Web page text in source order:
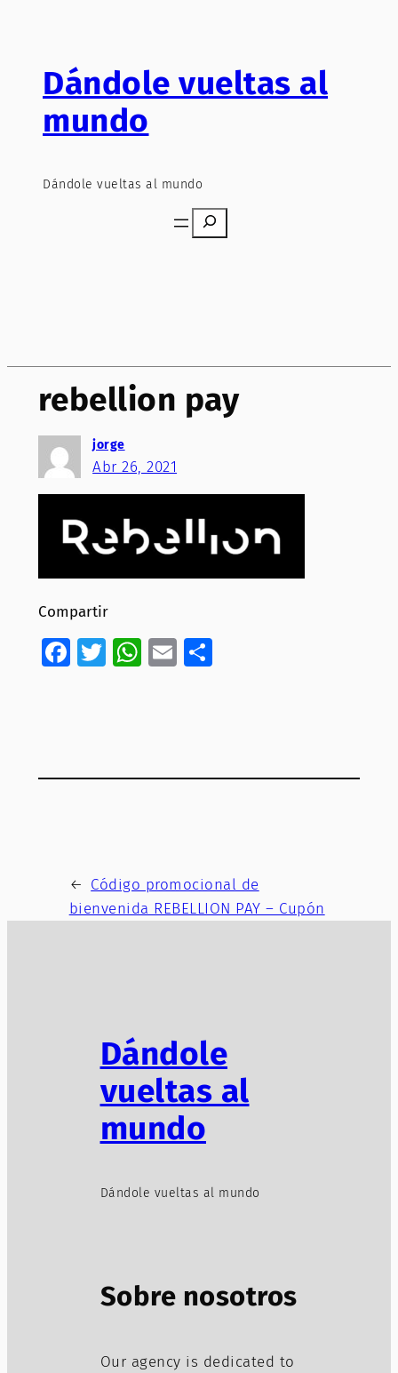
contenido
Dándole vueltas al
mundo
Dándole vueltas al mundo
Search
rebellion pay
jorge
Abr 26, 2021
Compartir
Facebook
Twitter
WhatsApp
EmailCompartir
← Código promocional de
bienvenida REBELLION PAY – Cupón
Dándole
vueltas al
mundo
Dándole vueltas al mundo
Sobre nosotros
Our agency is dedicated to